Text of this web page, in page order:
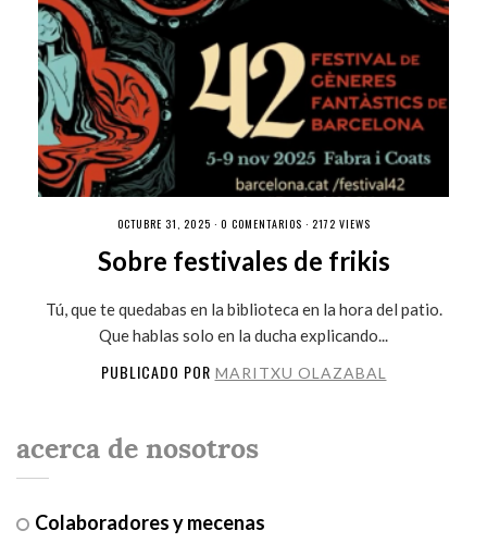
OCTUBRE 31, 2025 · 0 COMENTARIOS · 2172 VIEWS
Sobre festivales de frikis
Tú, que te quedabas en la biblioteca en la hora del patio.
Que hablas solo en la ducha explicando...
PUBLICADO POR MARITXU OLAZABAL
acerca de nosotros
Colaboradores y mecenas